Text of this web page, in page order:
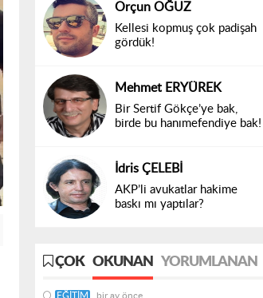
Orçun OĞUZ
Kellesi kopmuş çok padişah
gördük!
Mehmet ERYÜREK
Bir Sertif Gökçe’ye bak,
birde bu hanımefendiye bak!
İdris ÇELEBİ
AKP’li avukatlar hakime
baskı mı yaptılar?
ÇOK OKUNAN YORUMLANAN
EĞITIM bir ay önce